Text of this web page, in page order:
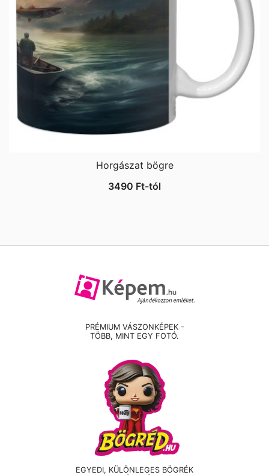
Horgászat bögre
3490 Ft-tól
PRÉMIUM VÁSZONKÉPEK -
TÖBB, MINT EGY FOTÓ.
EGYEDI, KÜLÖNLEGES BÖGRÉK